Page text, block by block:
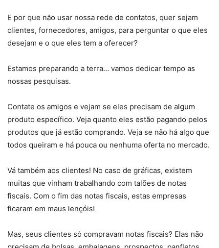
E por que não usar nossa rede de contatos, quer sejam
clientes, fornecedores, amigos, para perguntar o que eles
desejam e o que eles tem a oferecer?
Estamos preparando a terra… vamos dedicar tempo as
nossas pesquisas.
Contate os amigos e vejam se eles precisam de algum
produto específico. Veja quanto eles estão pagando pelos
produtos que já estão comprando. Veja se não há algo que
todos queiram e há pouca ou nenhuma oferta no mercado.
Vá também aos clientes! No caso de gráficas, existem
muitas que vinham trabalhando com talões de notas
fiscais. Com o fim das notas fiscais, estas empresas
ficaram em maus lençóis!
Mas, seus clientes só compravam notas fiscais? Elas não